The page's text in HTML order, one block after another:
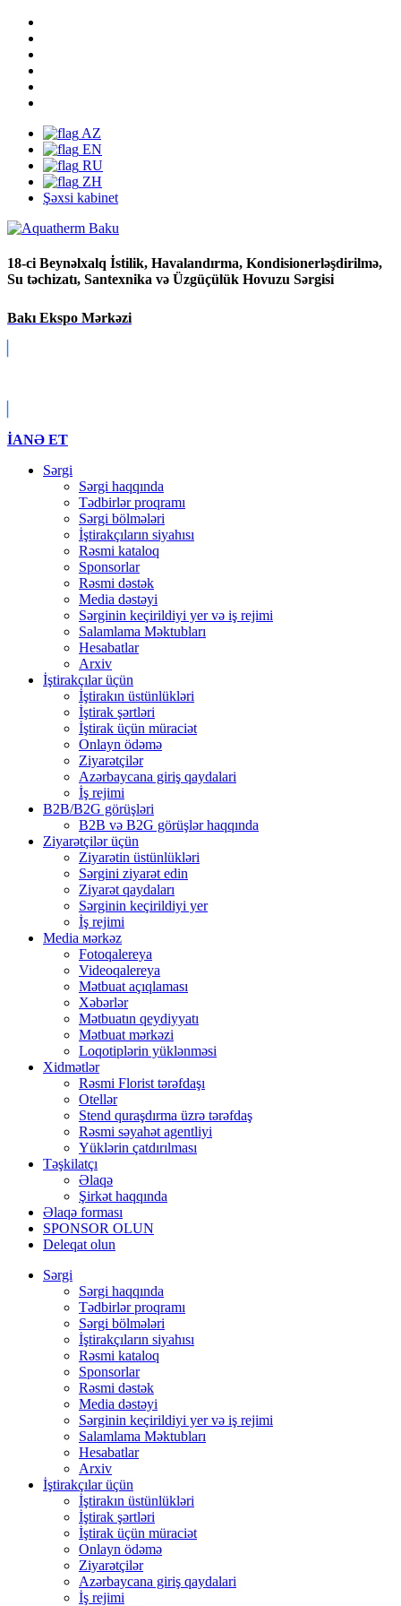
AZ
EN
RU
ZH
Şəxsi kabinet
18-ci Beynəlxalq İstilik, Havalandırma, Kondisionerləşdirilmə,
Su təchizatı, Santexnika və Üzgüçülük Hovuzu Sərgisi
Bakı Ekspo Mərkəzi
İANƏ ET
Sərgi
Sərgi haqqında
Tədbirlər proqramı
Sərgi bölmələri
İştirakçıların siyahısı
Rəsmi kataloq
Sponsorlar
Rəsmi dəstək
Media dəstəyi
Sərginin keçirildiyi yer və iş rejimi
Salamlama Məktubları
Hesabatlar
Arxiv
İştirakçılar üçün
İştirakın üstünlükləri
İştirak şərtləri
İştirak üçün müraciət
Onlayn ödəmə
Ziyarətçilər
Azərbaycana giriş qaydalari
İş rejimi
B2B/B2G görüşləri
B2B və B2G görüşlər haqqında
Ziyarətçilər üçün
Ziyarətin üstünlükləri
Sərgini ziyarət edin
Ziyarət qaydaları
Sərginin keçirildiyi yer
İş rejimi
Media мərkəz
Fotoqalereya
Videoqalereya
Mətbuat açıqlaması
Xəbərlər
Mətbuatın qeydiyyatı
Mətbuat mərkəzi
Loqotiplərin yüklənməsi
Xidmətlər
Rəsmi Florist tərəfdaşı
Otellər
Stend quraşdırma üzrə tərəfdaş
Rəsmi səyahət agentliyi
Yüklərin çatdırılması
Təşkilatçı
Əlaqə
Şirkət haqqında
Əlaqə forması
SPONSOR OLUN
Deleqat olun
Sərgi
Sərgi haqqında
Tədbirlər proqramı
Sərgi bölmələri
İştirakçıların siyahısı
Rəsmi kataloq
Sponsorlar
Rəsmi dəstək
Media dəstəyi
Sərginin keçirildiyi yer və iş rejimi
Salamlama Məktubları
Hesabatlar
Arxiv
İştirakçılar üçün
İştirakın üstünlükləri
İştirak şərtləri
İştirak üçün müraciət
Onlayn ödəmə
Ziyarətçilər
Azərbaycana giriş qaydalari
İş rejimi